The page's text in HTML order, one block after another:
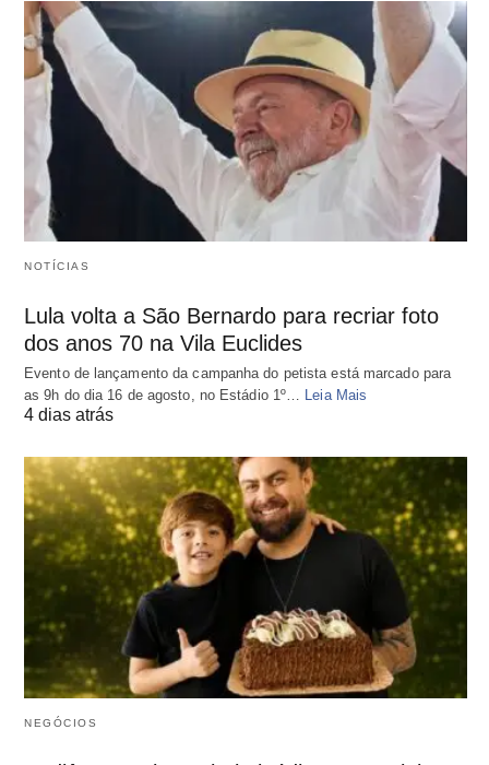
NOTÍCIAS
Lula volta a São Bernardo para recriar foto
dos anos 70 na Vila Euclides
Evento de lançamento da campanha do petista está marcado para
as 9h do dia 16 de agosto, no Estádio 1º… Leia Mais
4 dias atrás
NEGÓCIOS